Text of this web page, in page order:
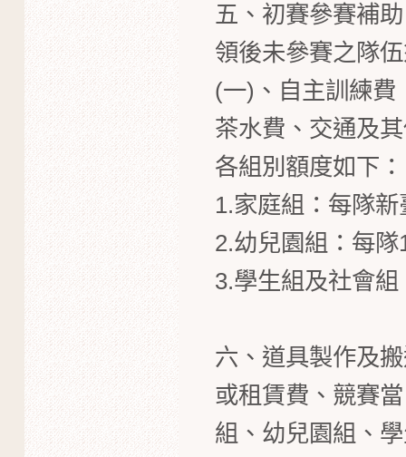
五、初賽參賽補
領後未參賽之隊
(一)、自主訓練費
茶水費、交通及
各組別額度如下：
1.家庭組：每隊
2.幼兒園組：每
3.學生組及社會
六、道具製作及
或租賃費、競賽
組、幼兒園組、